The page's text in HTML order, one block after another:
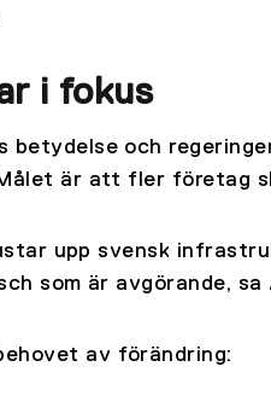
i fokus
betydelse och
är att fler företag
upp svensk
som är avgörande, sa
av förändring: